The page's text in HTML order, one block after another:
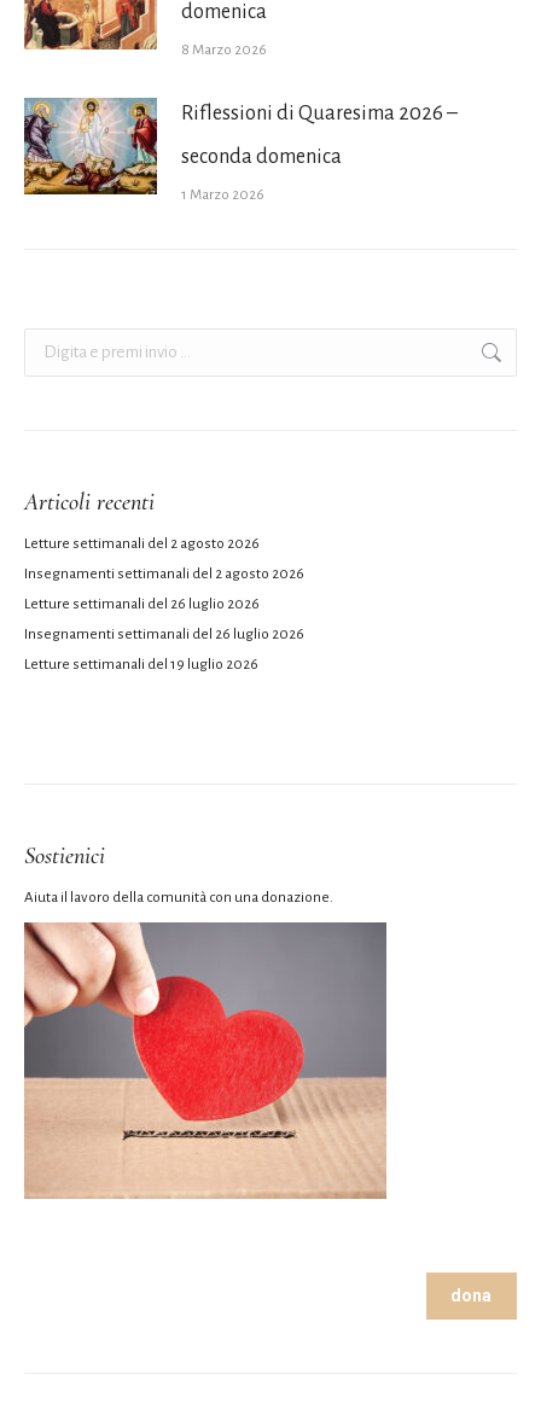
domenica
8 Marzo 2026
Riflessioni di Quaresima 2026 –
seconda domenica
1 Marzo 2026
Articoli recenti
Letture settimanali del 2 agosto 2026
Insegnamenti settimanali del 2 agosto 2026
Letture settimanali del 26 luglio 2026
Insegnamenti settimanali del 26 luglio 2026
Letture settimanali del 19 luglio 2026
Sostienici
Aiuta il lavoro della comunità con una donazione.
dona